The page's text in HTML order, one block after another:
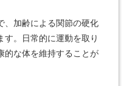
、加齢による関節の硬化
す。日常的に運動を取り
的な体を維持することが